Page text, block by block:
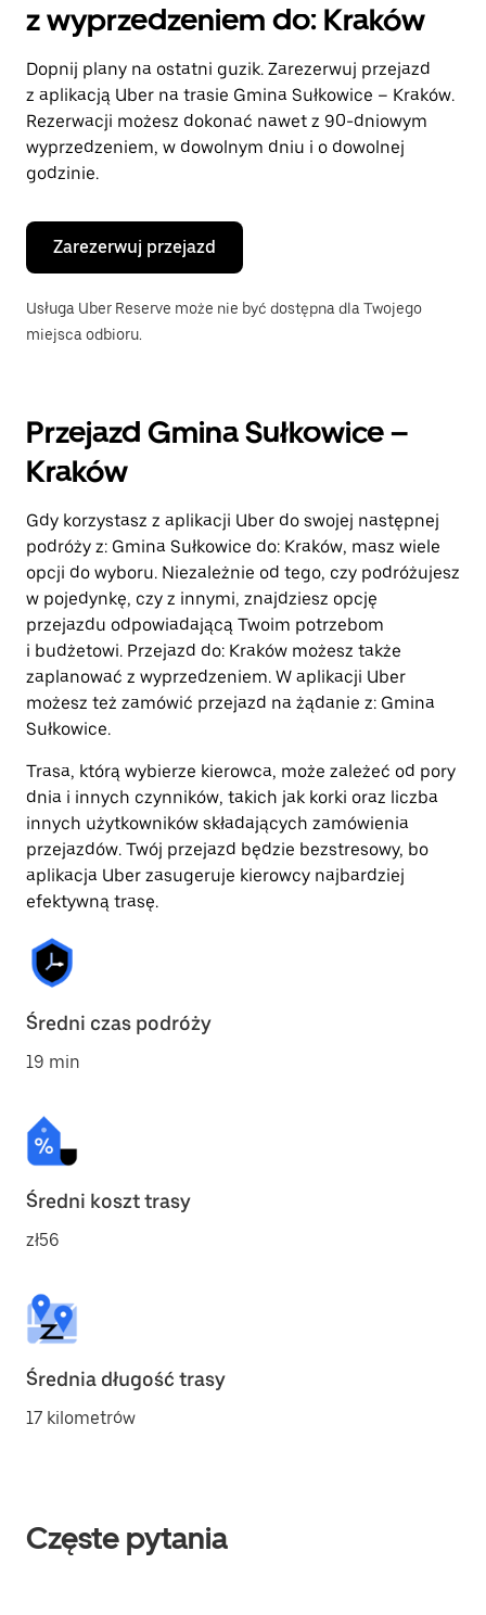
Naciśnij
klawisz
„Escape”,
aby
zamknąć
kalendarz.
z wyprzedzeniem do: Kraków
Dopnij plany na ostatni guzik. Zarezerwuj przejazd
z aplikacją Uber na trasie Gmina Sułkowice – Kraków.
Rezerwacji możesz dokonać nawet z 90-dniowym
wyprzedzeniem, w dowolnym dniu i o dowolnej
godzinie.
Zarezerwuj przejazd
Usługa Uber Reserve może nie być dostępna dla Twojego
miejsca odbioru.
Przejazd Gmina Sułkowice –
Kraków
Gdy korzystasz z aplikacji Uber do swojej następnej
podróży z: Gmina Sułkowice do: Kraków, masz wiele
opcji do wyboru. Niezależnie od tego, czy podróżujesz
w pojedynkę, czy z innymi, znajdziesz opcję
przejazdu odpowiadającą Twoim potrzebom
i budżetowi. Przejazd do: Kraków możesz także
zaplanować z wyprzedzeniem. W aplikacji Uber
możesz też zamówić przejazd na żądanie z: Gmina
Sułkowice.
Trasa, którą wybierze kierowca, może zależeć od pory
dnia i innych czynników, takich jak korki oraz liczba
innych użytkowników składających zamówienia
przejazdów. Twój przejazd będzie bezstresowy, bo
aplikacja Uber zasugeruje kierowcy najbardziej
efektywną trasę.
Średni czas podróży
19 min
Średni koszt trasy
zł56
Średnia długość trasy
17 kilometrów
Częste pytania